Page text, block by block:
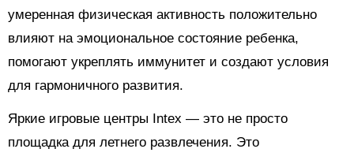
умеренная физическая активность положительно
влияют на эмоциональное состояние ребенка,
помогают укреплять иммунитет и создают условия
для гармоничного развития.
Яркие игровые центры Intex — это не просто
площадка для летнего развлечения. Это